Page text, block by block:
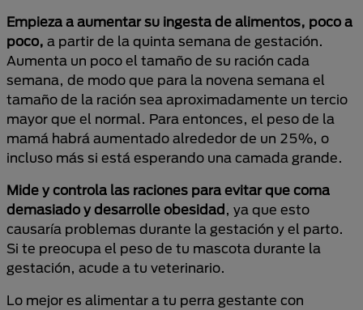
Empieza a aumentar su ingesta de alimentos, poco a
poco, a partir de la quinta semana de gestación.
Aumenta un poco el tamaño de su ración cada
semana, de modo que para la novena semana el
tamaño de la ración sea aproximadamente un tercio
mayor que el normal. Para entonces, el peso de la
mamá habrá aumentado alrededor de un 25%, o
incluso más si está esperando una camada grande.
Mide y controla las raciones para evitar que coma
demasiado y desarrolle obesidad, ya que esto
causaría problemas durante la gestación y el parto.
Si te preocupa el peso de tu mascota durante la
gestación, acude a tu veterinario.
Lo mejor es alimentar a tu perra gestante con